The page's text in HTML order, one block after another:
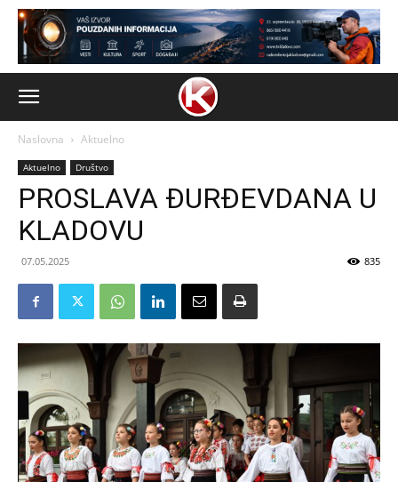
Naslovna Aktuelno
Aktuelno Društvo
PROSLAVA ĐURĐEVDANA U
KLADOVU
07.05.2025 835